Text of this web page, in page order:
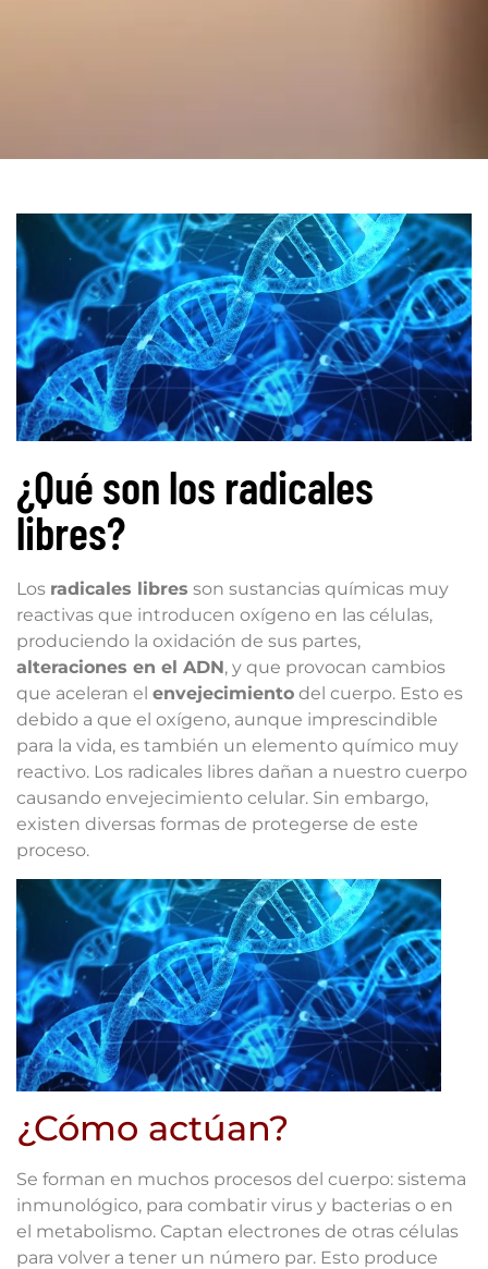
¿Qué son los radicales
libres?
Los radicales libres son sustancias químicas muy
reactivas que introducen oxígeno en las células,
produciendo la oxidación de sus partes,
alteraciones en el ADN, y que provocan cambios
que aceleran el envejecimiento del cuerpo. Esto es
debido a que el oxígeno, aunque imprescindible
para la vida, es también un elemento químico muy
reactivo. Los radicales libres dañan a nuestro cuerpo
causando envejecimiento celular. Sin embargo,
existen diversas formas de protegerse de este
proceso.
¿Cómo actúan?
Se forman en muchos procesos del cuerpo: sistema
inmunológico, para combatir virus y bacterias o en
el metabolismo. Captan electrones de otras células
para volver a tener un número par. Esto produce